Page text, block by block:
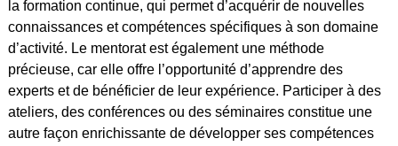
la formation continue, qui permet d’acquérir de nouvelles
connaissances et compétences spécifiques à son domaine
d’activité. Le mentorat est également une méthode
précieuse, car elle offre l’opportunité d’apprendre des
experts et de bénéficier de leur expérience. Participer à des
ateliers, des conférences ou des séminaires constitue une
autre façon enrichissante de développer ses compétences